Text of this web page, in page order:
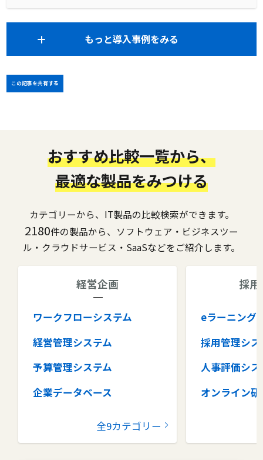
もっと導入事例をみる
この記事を共有する
おすすめ比較一覧から、
最適な製品をみつける
カテゴリーから、IT製品の比較検索ができます。
2180件の製品から、ソフトウェア・ビジネスツー
ル・クラウドサービス・SaaSなどをご紹介します。
経営企画
ワークフローシステム
経営管理システム
予算管理システム
企業データベース
コラボレーションツール
全9カテゴリー
採
eラーニング
採用管理シス
人事評価シス
オンライン研
タレントマ